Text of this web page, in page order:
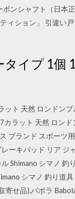
ンシャフト（日本
ィション」 引違い
イプ 1個
ト 天然 ロンドン
ラット 天然 ロンド
ブランド スポーツ
ーキパッド リア
シマノ 釣
シマノ 釣り道
せ品),バボラ